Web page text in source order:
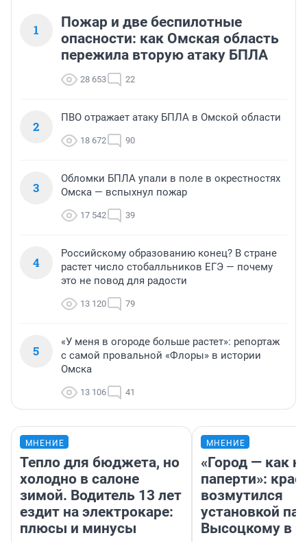
1
Пожар и две беспилотные
опасности: как Омская область
пережила вторую атаку БПЛА
28 653 22
2
ПВО отражает атаку БПЛА в Омской области
18 672 90
3
Обломки БПЛА упали в поле в окрестностях
Омска — вспыхнул пожар
17 542 39
4
Российскому образованию конец? В стране
растет число стобалльников ЕГЭ — почему
это не повод для радости
13 120 79
5
«У меня в огороде больше растет»: репортаж
с самой провальной «Флоры» в истории
Омска
13 106 41
МНЕНИЕ
Тепло для бюджета, но
холодно в салоне
зимой. Водитель 13 лет
ездит на электрокаре:
плюсы и минусы
МНЕНИЕ
«Город — как
паперти»:
возмутился
установкой
Высоцкому в